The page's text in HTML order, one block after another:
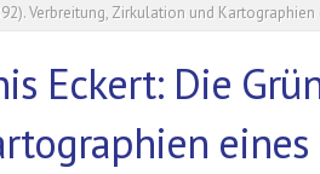
Verbreitung, Zirkulation und
Eckert: Die